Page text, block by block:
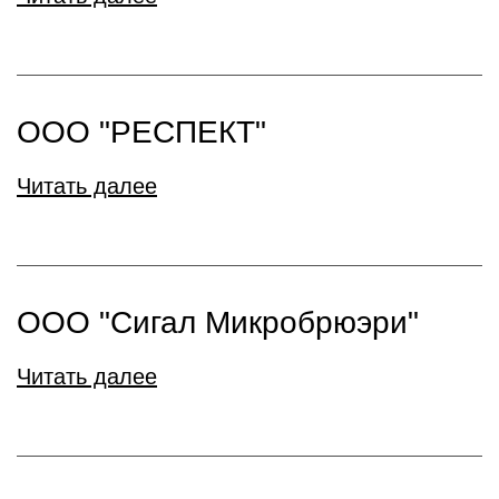
ООО "РЕСПЕКТ"
Читать далее
ООО "Сигал Микробрюэри"
Читать далее